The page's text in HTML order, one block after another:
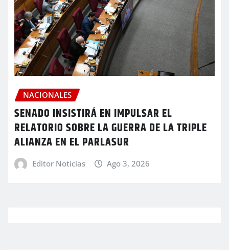
NACIONALES
SENADO INSISTIRÁ EN IMPULSAR EL
RELATORIO SOBRE LA GUERRA DE LA TRIPLE
ALIANZA EN EL PARLASUR
Editor Noticias Ago 3, 2026